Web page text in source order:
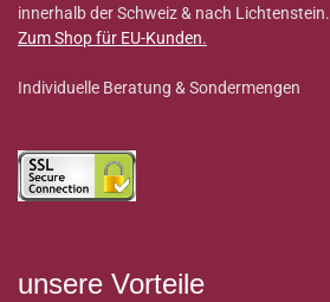
innerhalb der Schweiz & nach Lichtenstein.
Zum Shop für EU-Kunden.
Individuelle Beratung & Sondermengen
unsere Vorteile